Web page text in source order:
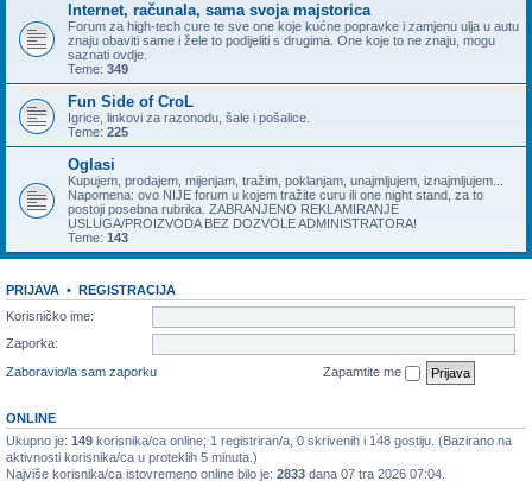
Internet, računala, sama svoja majstorica
Forum za high-tech cure te sve one koje kućne popravke i zamjenu ulja u autu
znaju obaviti same i žele to podijeliti s drugima. One koje to ne znaju, mogu
saznati ovdje.
Teme: 349
Fun Side of CroL
Igrice, linkovi za razonodu, šale i pošalice.
Teme: 225
Oglasi
Kupujem, prodajem, mijenjam, tražim, poklanjam, unajmljujem, iznajmljujem...
Napomena: ovo NIJE forum u kojem tražite curu ili one night stand, za to
postoji posebna rubrika. ZABRANJENO REKLAMIRANJE
USLUGA/PROIZVODA BEZ DOZVOLE ADMINISTRATORA!
Teme: 143
PRIJAVA • REGISTRACIJA
Korisničko ime:
Zaporka:
Zaboravio/la sam zaporku
Zapamtite me
ONLINE
Ukupno je: 149 korisnika/ca online; 1 registriran/a, 0 skrivenih i 148 gostiju. (Bazirano na
aktivnosti korisnika/ca u proteklih 5 minuta.)
Najviše korisnika/ca istovremeno online bilo je: 2833 dana 07 tra 2026 07:04.